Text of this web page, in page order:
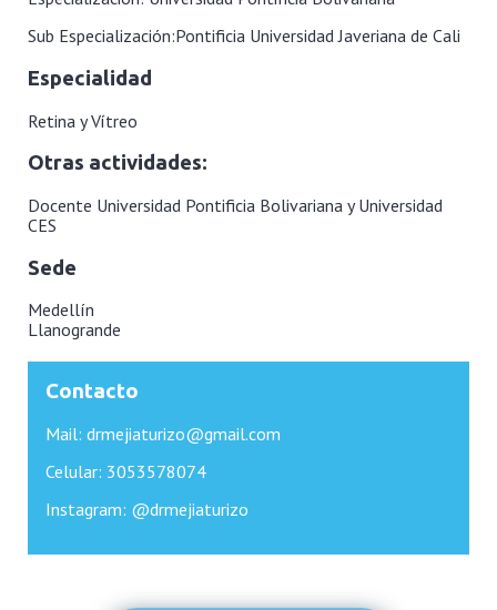
Sub Especialización:Pontificia Universidad Javeriana de Cali
Especialidad
Retina y Vítreo
Otras actividades:
Docente Universidad Pontificia Bolivariana y Universidad
CES
Sede
Medellín
Llanogrande
Contacto
Mail: drmejiaturizo@gmail.com
Celular: 3053578074
Instagram: @drmejiaturizo